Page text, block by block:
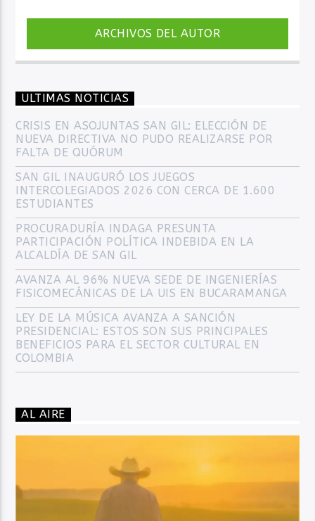
ARCHIVOS DEL AUTOR
ULTIMAS NOTICIAS
CRISIS EN ASOJUNTAS SAN GIL: ELECCIÓN DE
NUEVA DIRECTIVA NO PUDO REALIZARSE POR
FALTA DE QUÓRUM
SAN GIL INAUGURÓ LOS JUEGOS
INTERCOLEGIADOS 2026 CON CERCA DE 1.600
ESTUDIANTES
PROCURADURÍA INDAGA PRESUNTA
PARTICIPACIÓN POLÍTICA INDEBIDA EN LA
ALCALDÍA DE SAN GIL
AVANZA AL 96% NUEVA SEDE DE INGENIERÍAS
FISICOMECÁNICAS DE LA UIS EN BUCARAMANGA
LEY DE LA MÚSICA AVANZA A SANCIÓN
PRESIDENCIAL: ESTOS SON SUS PRINCIPALES
BENEFICIOS PARA EL SECTOR CULTURAL EN
COLOMBIA
AL AIRE